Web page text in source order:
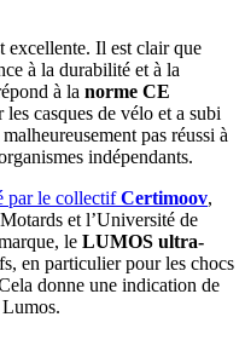
excellente. Il est clair que
à la durabilité et à la
à la norme CE
casques de vélo et a subi
pas réussi à
indépendants.
par le collectifCertimoov,
et l’Université de
le LUMOS ultra-
en particulier pour les chocs
donne une indication de